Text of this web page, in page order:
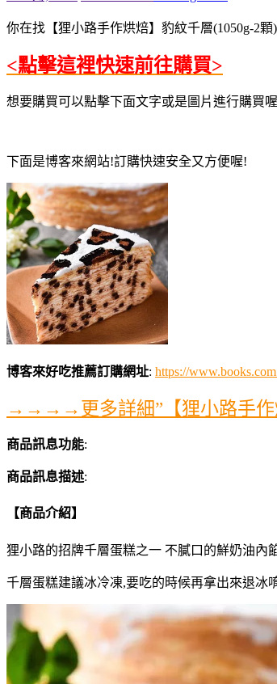
你在找【狸小路手作烘焙】豹紋千層(1050g-2顆
<點擊這裡快速前往購買>
想要購買可以點擊下面文字或是圖片進行購買
下面是博客來網站!訂購快速安全又方便喔!
博客來好吃推薦訂購網址: https://
→→→→更多詳細”【狸小路手作
商品訊息功能:
商品訊息描述:
【商品介紹】
狸小路的招牌千層蛋糕之一 不膩口的鮮奶油內
千層蛋糕建議冰冷凍,要吃的時候再拿出來退冰